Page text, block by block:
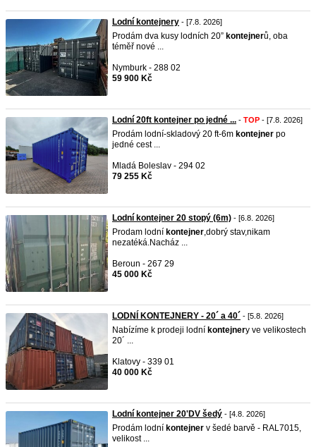
Lodní kontejnery - [7.8. 2026]
Prodám dva kusy lodních 20” kontejnerů, oba
téměř nové ...
Nymburk - 288 02
59 900 Kč
Lodní 20ft kontejner po jedné ... - TOP - [7.8. 2026]
Prodám lodní-skladový 20 ft-6m kontejner po
jedné cest ...
Mladá Boleslav - 294 02
79 255 Kč
Lodní kontejner 20 stopý (6m) - [6.8. 2026]
Prodam lodní kontejner,dobrý stav,nikam
nezatéká.Nacház ...
Beroun - 267 29
45 000 Kč
LODNÍ KONTEJNERY - 20´ a 40´ - [5.8. 2026]
Nabízíme k prodeji lodní kontejnery ve velikostech
20´ ...
Klatovy - 339 01
40 000 Kč
Lodní kontejner 20'DV šedý - [4.8. 2026]
Prodám lodní kontejner v šedé barvě - RAL7015,
velikost ...